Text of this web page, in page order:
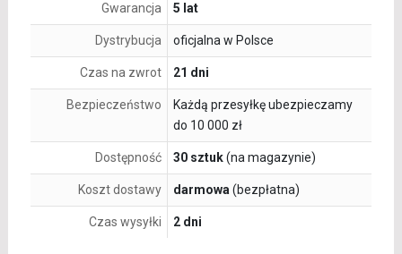
Gwarancja 5 lat
Dystrybucja oficjalna w Polsce
Czas na zwrot 21 dni
Bezpieczeństwo
Każdą przesyłkę ubezpieczamy
do 10 000 zł
Dostępność 30 sztuk(na magazynie)
Koszt dostawy darmowa (bezpłatna)
Czas wysyłki 2 dni